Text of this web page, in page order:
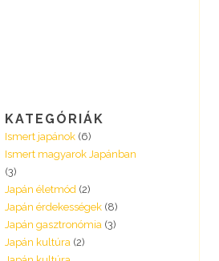
KATEGÓRIÁK
Ismert japánok (6)
Ismert magyarok Japánban
(3)
Japán életmód (2)
Japán érdekességek (8)
Japán gasztronómia (3)
Japán kultúra (2)